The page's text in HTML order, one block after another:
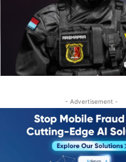
- Advertisement -